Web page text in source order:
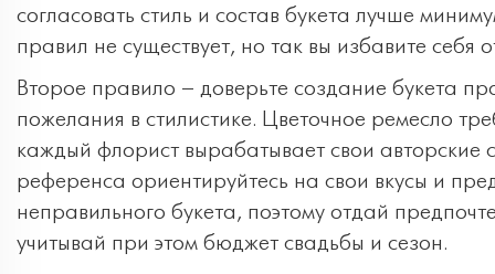
согласовать стиль и состав букета лучше
правил не существует, но так вы избавите
Второе правило – доверьте создание букета
пожелания в стилистике. Цветочное ремесло
каждый флорист вырабатывает свои авторские
референса ориентируйтесь на свои вкусы и
неправильного букета, поэтому отдай
учитывай при этом бюджет свадьбы и сезон.